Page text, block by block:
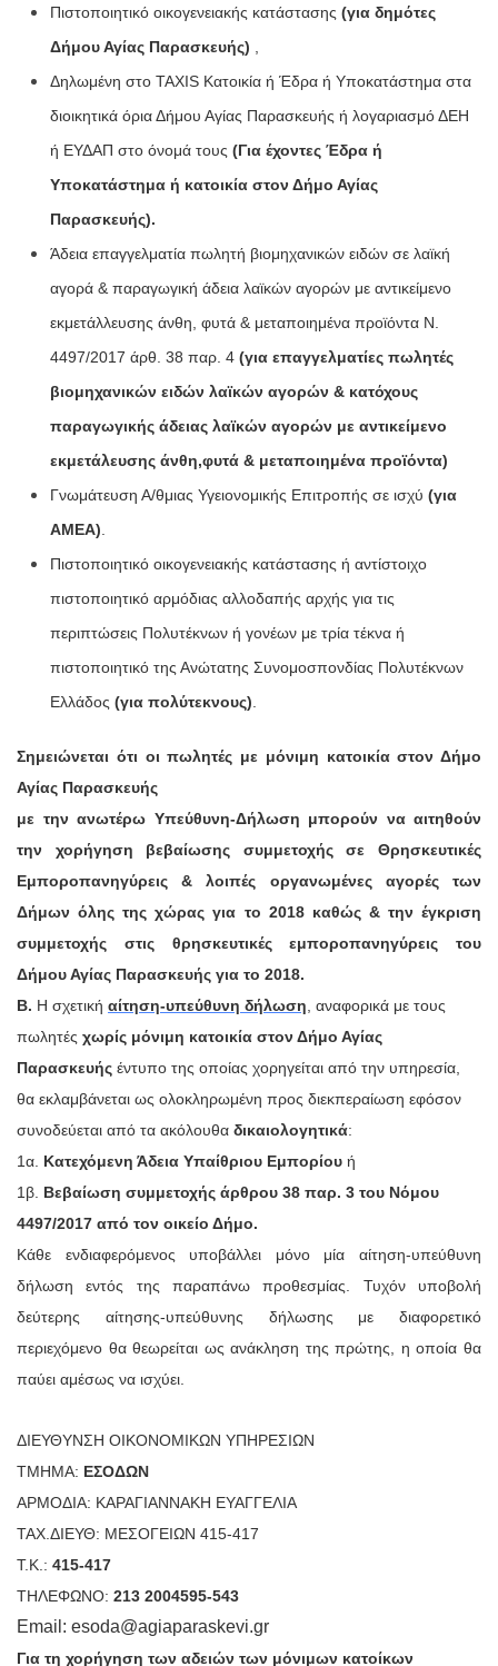
Πιστοποιητικό οικογενειακής κατάστασης (για δημότες
Δήμου Αγίας Παρασκευής)
Δηλωμένη στο TAXIS Κατοικία ή Έδρα ή Υποκατάστημα στα
διοικητικά όρια Δήμου Αγίας Παρασκευής ή λογαριασμό ΔΕΗ
ή ΕΥΔΑΠ στο όνομά τους (Για έχοντες Έδρα ή
Υποκατάστημα ή κατοικία στον Δήμο Αγίας
Παρασκευής).
Άδεια επαγγελματία πωλητή βιομηχανικών ειδών σε λαϊκή
αγορά & παραγωγική άδεια λαϊκών αγορών με αντικείμενο
εκμετάλλευσης άνθη, φυτά & μεταποιημένα προϊόντα Ν.
4497/2017 άρθ. 38 παρ. 4 (για επαγγελματίες πωλητές
βιομηχανικών ειδών λαϊκών αγορών & κατόχους
παραγωγικής άδειας λαϊκών αγορών με αντικείμενο
εκμετάλευσης άνθη,φυτά & μεταποιημένα προϊόντα)
Γνωμάτευση Α/θμιας Υγειονομικής Επιτροπής σε ισχύ (για
ΑΜΕΑ)
Πιστοποιητικό οικογενειακής κατάστασης ή αντίστοιχο
πιστοποιητικό αρμόδιας αλλοδαπής αρχής για τις
περιπτώσεις Πολυτέκνων ή γονέων με τρία τέκνα ή
πιστοποιητικό της Ανώτατης Συνομοσπονδίας Πολυτέκνων
Ελλάδος (για πολύτεκνους)
Σημειώνεται ότι οι πωλητές με μόνιμη κατοικία στον Δήμο
Αγίας Παρασκευής
με την ανωτέρω Υπεύθυνη-Δήλωση μπορούν να αιτηθούν
την χορήγηση βεβαίωσης συμμετοχής σε Θρησκευτικές
Εμποροπανηγύρεις & λοιπές οργανωμένες αγορές των
Δήμων όλης της χώρας για το 2018 καθώς & την έγκριση
συμμετοχής στις θρησκευτικές εμποροπανηγύρεις του
Δήμου Αγίας Παρασκευής για το 2018.
Β. Η σχετική αίτηση-υπεύθυνη δήλωση , αναφορικά με τους
πωλητές χωρίς μόνιμη κατοικία στον Δήμο Αγίας
Παρασκευής έντυπο της οποίας χορηγείται από την υπηρεσία,
θα εκλαμβάνεται ως ολοκληρωμένη προς διεκπεραίωση εφόσον
συνοδεύεται από τα ακόλουθα δικαιολογητικά:
1α. Κατεχόμενη Άδεια Υπαίθριου Εμπορίου ή
1β. Βεβαίωση συμμετοχής άρθρου 38 παρ. 3 του Νόμου
4497/2017 από τον οικείο Δήμο.
Κάθε ενδιαφερόμενος υποβάλλει μόνο μία αίτηση-υπεύθυνη
δήλωση εντός της παραπάνω προθεσμίας. Τυχόν υποβολή
δεύτερης αίτησης-υπεύθυνης δήλωσης με διαφορετικό
περιεχόμενο θα θεωρείται ως ανάκληση της πρώτης, η οποία θα
παύει αμέσως να ισχύει.
ΔΙΕΥΘΥΝΣΗ ΟΙΚΟΝΟΜΙΚΩΝ ΥΠΗΡΕΣΙΩΝ
ΤΜΗΜΑ: ΕΣΟΔΩΝ
ΑΡΜΟΔΙΑ: ΚΑΡΑΓΙΑΝΝΑΚΗ ΕΥΑΓΓΕΛΙΑ
ΤΑΧ.ΔΙΕΥΘ: ΜΕΣΟΓΕΙΩΝ 415-417
Τ.Κ.: 415-417
ΤΗΛΕΦΩΝΟ: 213 2004595-543
Email: esoda@agiaparaskevi.gr
Για τη χορήγηση των αδειών των μόνιμων κατοίκων